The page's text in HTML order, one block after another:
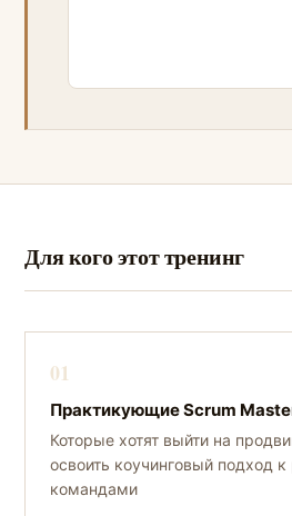
Для кого этот тренинг
01
Практикующие Scrum
Которые хотят выйти на
освоить коучинговый подход к
командами